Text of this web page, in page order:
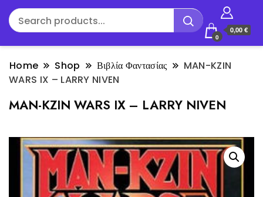
0
0,00 €
Home Shop Βιβλία Φαντασίας
MAN-KZIN
WARS IX – LARRY NIVEN
MAN-KZIN WARS IX – LARRY NIVEN